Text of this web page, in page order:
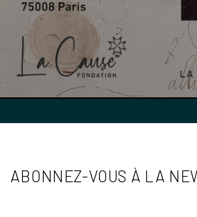
ABONNEZ-VOUS À LA